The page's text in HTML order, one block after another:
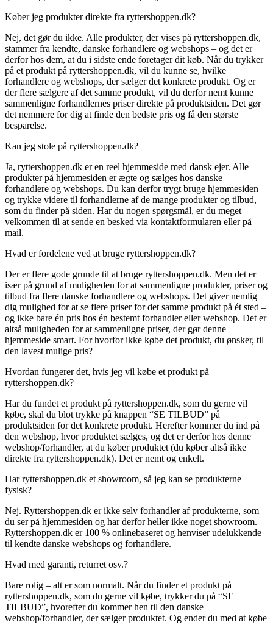
Køber jeg produkter direkte fra ryttershoppen.dk?
Nej, det gør du ikke. Alle produkter, der vises på ryttershoppen.dk,
stammer fra kendte, danske forhandlere og webshops – og det er
derfor hos dem, at du i sidste ende foretager dit køb. Når du trykker
på et produkt på ryttershoppen.dk, vil du kunne se, hvilke
forhandlere og webshops, der sælger det konkrete produkt. Og er
der flere sælgere af det samme produkt, vil du derfor nemt kunne
sammenligne forhandlernes priser direkte på produktsiden. Det gør
det nemmere for dig at finde den bedste pris og få den største
besparelse.
Kan jeg stole på ryttershoppen.dk?
Ja, ryttershoppen.dk er en reel hjemmeside med dansk ejer. Alle
produkter på hjemmesiden er ægte og sælges hos danske
forhandlere og webshops. Du kan derfor trygt bruge hjemmesiden
og trykke videre til forhandlerne af de mange produkter og tilbud,
som du finder på siden. Har du nogen spørgsmål, er du meget
velkommen til at sende en besked via kontaktformularen eller på
mail.
Hvad er fordelene ved at bruge ryttershoppen.dk?
Der er flere gode grunde til at bruge ryttershoppen.dk. Men det er
især på grund af muligheden for at sammenligne produkter, priser og
tilbud fra flere danske forhandlere og webshops. Det giver nemlig
dig mulighed for at se flere priser for det samme produkt på ét sted –
og ikke bare én pris hos én bestemt forhandler eller webshop. Det er
altså muligheden for at sammenligne priser, der gør denne
hjemmeside smart. For hvorfor ikke købe det produkt, du ønsker, til
den lavest mulige pris?
Hvordan fungerer det, hvis jeg vil købe et produkt på
ryttershoppen.dk?
Har du fundet et produkt på ryttershoppen.dk, som du gerne vil
købe, skal du blot trykke på knappen “SE TILBUD” på
produktsiden for det konkrete produkt. Herefter kommer du ind på
den webshop, hvor produktet sælges, og det er derfor hos denne
webshop/forhandler, at du køber produktet (du køber altså ikke
direkte fra ryttershoppen.dk). Det er nemt og enkelt.
Har ryttershoppen.dk et showroom, så jeg kan se produkterne
fysisk?
Nej. Ryttershoppen.dk er ikke selv forhandler af produkterne, som
du ser på hjemmesiden og har derfor heller ikke noget showroom.
Ryttershoppen.dk er 100 % onlinebaseret og henviser udelukkende
til kendte danske webshops og forhandlere.
Hvad med garanti, returret osv.?
Bare rolig – alt er som normalt. Når du finder et produkt på
ryttershoppen.dk, som du gerne vil købe, trykker du på “SE
TILBUD”, hvorefter du kommer hen til den danske
webshop/forhandler, der sælger produktet. Og ender du med at købe